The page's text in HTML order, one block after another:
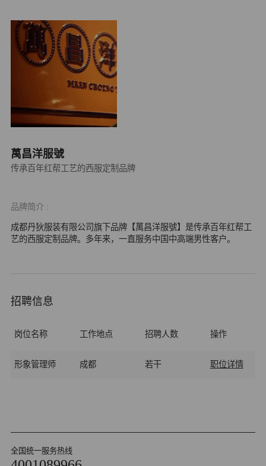
萬昌洋服號
传承百年红帮工艺的西服定制品牌
品牌简介 :
成都丹狄服装有限公司旗下品牌【萬昌洋服號】是传承百年红帮工
艺的西服定制品牌。多年来，一直服务中国中高端男性客户。
招聘信息
岗位名称 工作地点 招聘人数 操作
形象管理师 成都 若干 职位详情
全国统一服务热线